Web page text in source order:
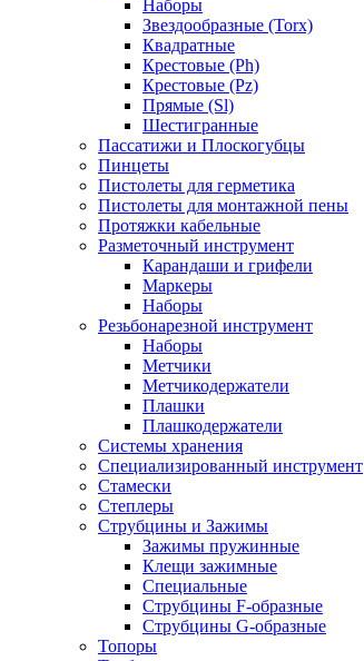
Наборы
Звездообразные (Torx)
Квадратные
Крестовые (Ph)
Крестовые (Pz)
Прямые (Sl)
Шестигранные
Пассатижи и Плоскогубцы
Пинцеты
Пистолеты для герметика
Пистолеты для монтажной пены
Протяжки кабельные
Разметочный инструмент
Карандаши и грифели
Маркеры
Наборы
Резьбонарезной инструмент
Наборы
Метчики
Метчикодержатели
Плашки
Плашкодержатели
Системы хранения
Специализированный инструмент
Стамески
Степлеры
Струбцины и Зажимы
Зажимы пружинные
Клещи зажимные
Специальные
Струбцины F-образные
Струбцины G-образные
Топоры